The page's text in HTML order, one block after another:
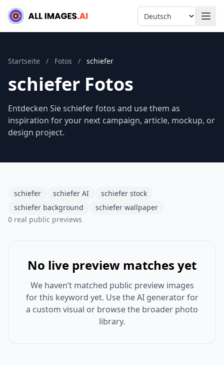
Language
Startseite / Fotos / schiefer
schiefer Fotos
Entdecken Sie schiefer fotos and use them as
inspiration for your next campaign, article, mockup, or
design project.
schiefer schiefer AI
schiefer stock
schiefer background
schiefer wallpaper
0 real public previews
No live preview matches yet
We haven’t matched public preview images
for this keyword yet. Use the AI generator for
a custom visual or browse the broader photo
library.